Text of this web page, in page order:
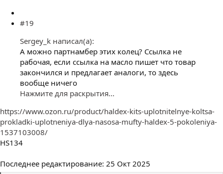
#19
Sergey_k написал(а):
А можно партнамбер этих колец? Ссылка не
рабочая, если ссылка на масло пишет что товар
закончился и предлагает аналоги, то здесь
вообще ничего
Нажмите для раскрытия...
https://www.ozon.ru/product/haldex-kits-uplotnitelnye-koltsa-
prokladki-uplotneniya-dlya-nasosa-mufty-haldex-5-pokoleniya-
1537103008/
HS134
Последнее редактирование: 25 Окт 2025